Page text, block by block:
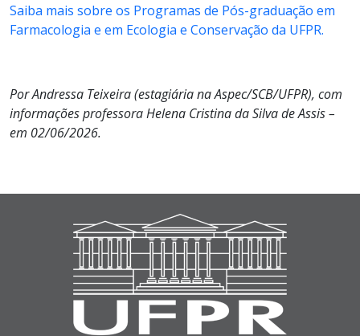
Saiba mais sobre os Programas de Pós-graduação em
Farmacologia e em Ecologia e Conservação da UFPR.
Por Andressa Teixeira (estagiária na Aspec/SCB/UFPR), com
informações professora Helena Cristina da Silva de Assis –
em 02/06/2026.